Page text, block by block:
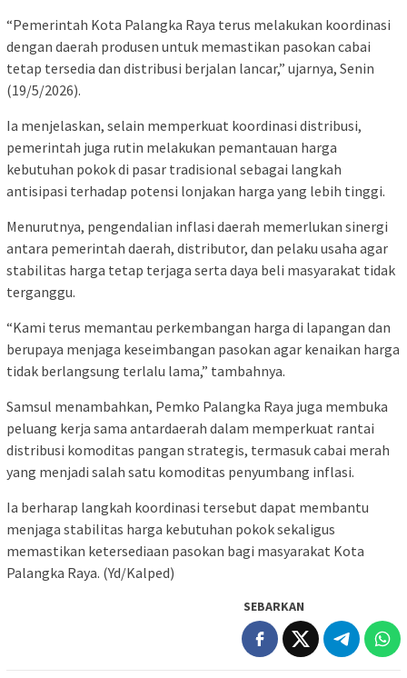
“Pemerintah Kota Palangka Raya terus melakukan koordinasi
dengan daerah produsen untuk memastikan pasokan cabai
tetap tersedia dan distribusi berjalan lancar,” ujarnya, Senin
(19/5/2026).
Ia menjelaskan, selain memperkuat koordinasi distribusi,
pemerintah juga rutin melakukan pemantauan harga
kebutuhan pokok di pasar tradisional sebagai langkah
antisipasi terhadap potensi lonjakan harga yang lebih tinggi.
Menurutnya, pengendalian inflasi daerah memerlukan sinergi
antara pemerintah daerah, distributor, dan pelaku usaha agar
stabilitas harga tetap terjaga serta daya beli masyarakat tidak
terganggu.
“Kami terus memantau perkembangan harga di lapangan dan
berupaya menjaga keseimbangan pasokan agar kenaikan harga
tidak berlangsung terlalu lama,” tambahnya.
Samsul menambahkan, Pemko Palangka Raya juga membuka
peluang kerja sama antardaerah dalam memperkuat rantai
distribusi komoditas pangan strategis, termasuk cabai merah
yang menjadi salah satu komoditas penyumbang inflasi.
Ia berharap langkah koordinasi tersebut dapat membantu
menjaga stabilitas harga kebutuhan pokok sekaligus
memastikan ketersediaan pasokan bagi masyarakat Kota
Palangka Raya. (Yd/Kalped)
SEBARKAN